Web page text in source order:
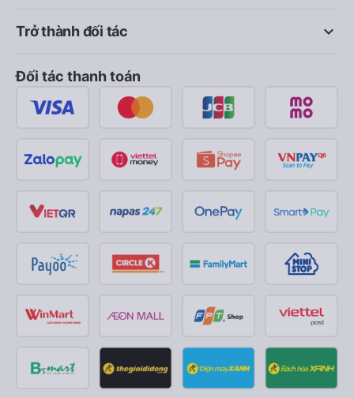
keyboard_arrow_down
Trở thành đối tác
Đối tác thanh toán